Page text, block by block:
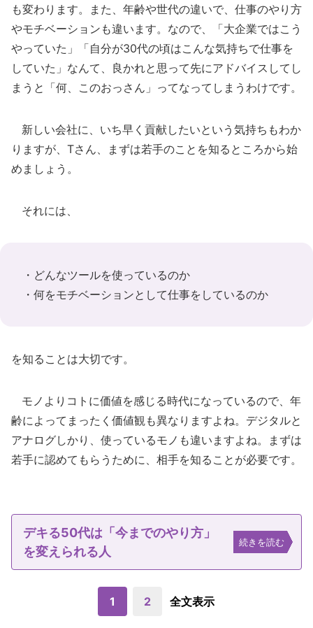
も変わります。また、年齢や世代の違いで、仕事のやり方
やモチベーションも違います。なので、「大企業ではこう
やっていた」「自分が30代の頃はこんな気持ちで仕事を
していた」なんて、良かれと思って先にアドバイスしてし
まうと「何、このおっさん」ってなってしまうわけです。
新しい会社に、いち早く貢献したいという気持ちもわか
りますが、Tさん、まずは若手のことを知るところから始
めましょう。
それには、
・どんなツールを使っているのか
・何をモチベーションとして仕事をしているのか
を知ることは大切です。
モノよりコトに価値を感じる時代になっているので、年
齢によってまったく価値観も異なりますよね。デジタルと
アナログしかり、使っているモノも違いますよね。まずは
若手に認めてもらうために、相手を知ることが必要です。
デキる50代は「今までのやり方」
を変えられる人
続きを読む
1 2 全文表示